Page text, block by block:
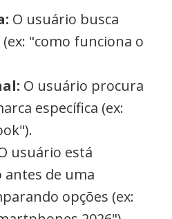
O usuário busca
"como funciona o
O usuário procura
específica (ex:
usuário está
antes de uma
opções (ex: